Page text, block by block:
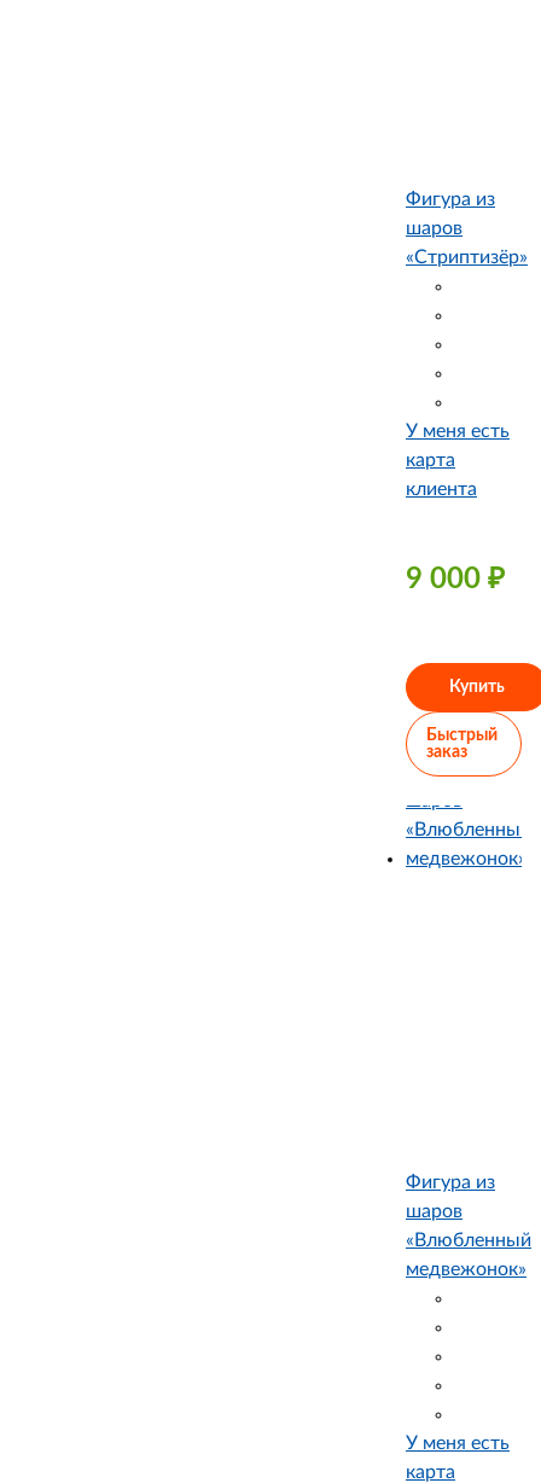
Фигура из
шаров
«Стриптизёр»
У меня есть
карта
клиента
9 000 ₽
Купить
Быстрый
заказ
Фигура из
шаров
«Влюбленный
медвежонок»
У меня есть
карта